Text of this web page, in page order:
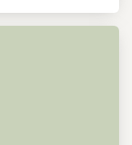
leer je oog te
onverwachte
met
kan betekenen